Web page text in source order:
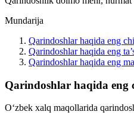
Mundarija
Qarindoshlar haqida eng
Qarindoshlar haqida eng
Qarindoshlar haqida eng
Qarindoshlar haqida eng
O‘zbek xalq maqollarida